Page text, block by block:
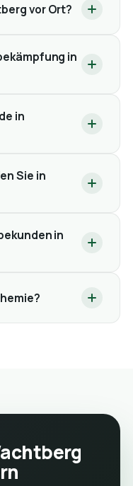
vor Ort?
in
in
Sie in
in